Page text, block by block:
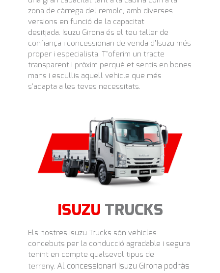
zona de càrrega del remolc, amb diverses
versions en funció de la capacitat
desitjada. Isuzu Girona és el teu taller de
confiança i concessionari de venda d’Isuzu més
proper i especialista. T’oferim un tracte
transparent i pròxim perquè et sentis en bones
mans i escullis aquell vehicle que més
s’adapta a les teves necessitats.
ISUZU TRUCKS
Els nostres Isuzu Trucks són vehicles
concebuts per la conducció agradable i segura
tenint en compte qualsevol tipus de
terreny. Al concessionari Isuzu Girona podràs